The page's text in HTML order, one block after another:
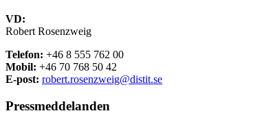
VD:
Robert Rosenzweig
Telefon: +46 8 555 762 00
Mobil: +46 70 768 50 42
E-post: robert.rosenzweig@distit.se
Pressmeddelanden